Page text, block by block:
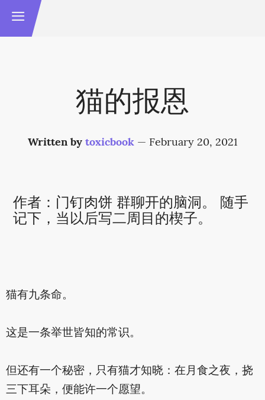
猫的报恩
Written bytoxicbook — February 20, 2021
作者：门钉肉饼 群聊开的脑洞。 随手
记下，当以后写二周目的楔子。
猫有九条命。
这是一条举世皆知的常识。
但还有一个秘密，只有猫才知晓：在月食之夜，挠
三下耳朵，便能许一个愿望。